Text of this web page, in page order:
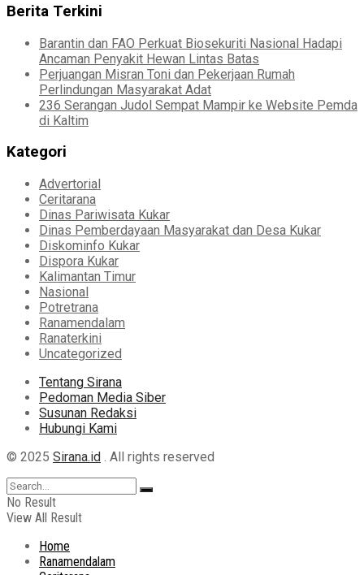
Berita Terkini
Barantin dan FAO Perkuat Biosekuriti Nasional Hadapi
Ancaman Penyakit Hewan Lintas Batas
Perjuangan Misran Toni dan Pekerjaan Rumah
Perlindungan Masyarakat Adat
236 Serangan Judol Sempat Mampir ke Website Pemda
di Kaltim
Kategori
Advertorial
Ceritarana
Dinas Pariwisata Kukar
Dinas Pemberdayaan Masyarakat dan Desa Kukar
Diskominfo Kukar
Dispora Kukar
Kalimantan Timur
Nasional
Potretrana
Ranamendalam
Ranaterkini
Uncategorized
Tentang Sirana
Pedoman Media Siber
Susunan Redaksi
Hubungi Kami
© 2025 Sirana.id . All rights reserved
No Result
View All Result
Home
Ranamendalam